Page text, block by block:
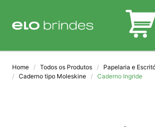
BLOG
Home Todos os Produtos
Papelaria e
Caderno tipo Moleskine
Caderno Ingride